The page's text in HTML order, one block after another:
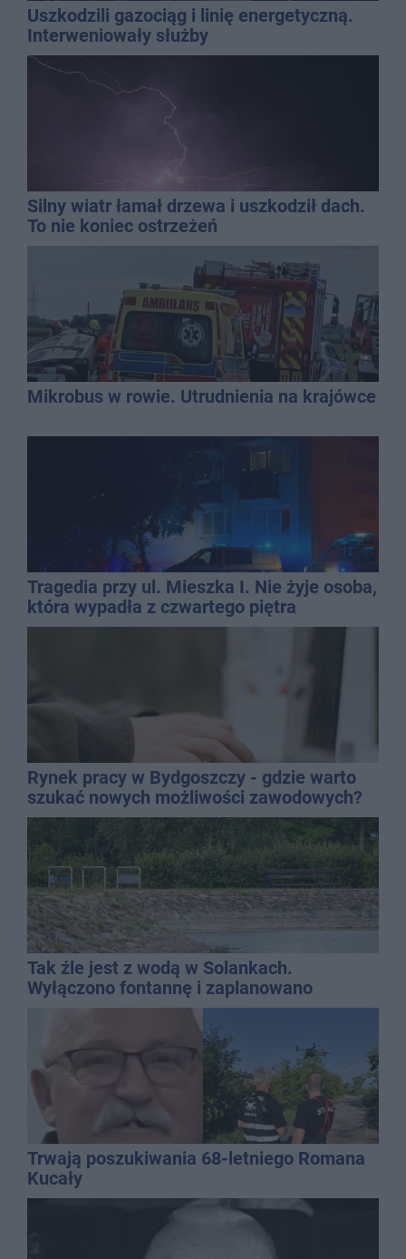
Uszkodzili gazociąg i linię energetyczną.
Interweniowały służby
Silny wiatr łamał drzewa i uszkodził dach.
To nie koniec ostrzeżeń
Mikrobus w rowie. Utrudnienia na krajówce
Tragedia przy ul. Mieszka I. Nie żyje osoba,
która wypadła z czwartego piętra
Rynek pracy w Bydgoszczy - gdzie warto
szukać nowych możliwości zawodowych?
Tak źle jest z wodą w Solankach.
Wyłączono fontannę i zaplanowano
dolewkę
Trwają poszukiwania 68-letniego Romana
Kucały